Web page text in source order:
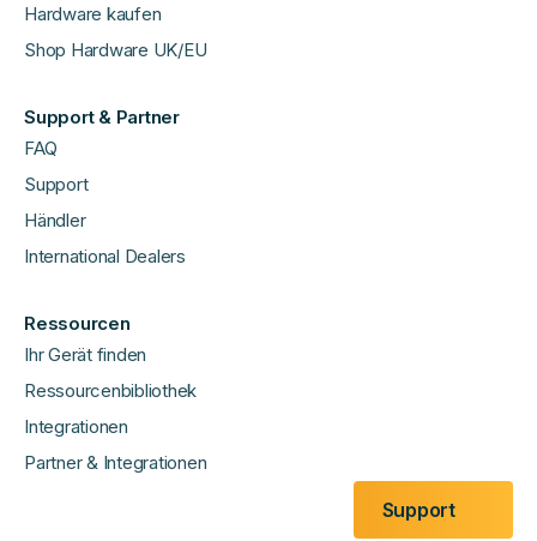
Hardware kaufen
Shop Hardware UK/EU
Support & Partner
FAQ
Support
Händler
International Dealers
Ressourcen
Ihr Gerät finden
Ressourcenbibliothek
Integrationen
Partner & Integrationen
Support